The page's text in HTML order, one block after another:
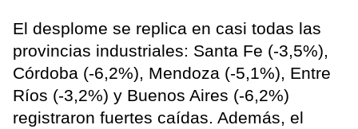
El desplome se replica en casi todas las
provincias industriales: Santa Fe (-3,5%),
Córdoba (-6,2%), Mendoza (-5,1%), Entre
Ríos (-3,2%) y Buenos Aires (-6,2%)
registraron fuertes caídas. Además, el